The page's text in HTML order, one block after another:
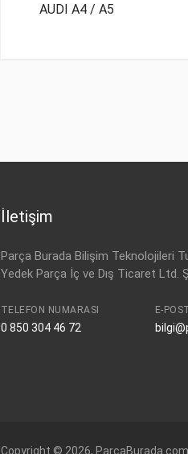
AUDI A4 / A5
İletişim
Parça Burada Bilişim Teknolojileri
Yedek Parça İç ve Dış Ticaret Ltd.
TELEFON NUMARASI
0 850 304 46 72
E-
Copyright © 2026, ParcaBurada.com